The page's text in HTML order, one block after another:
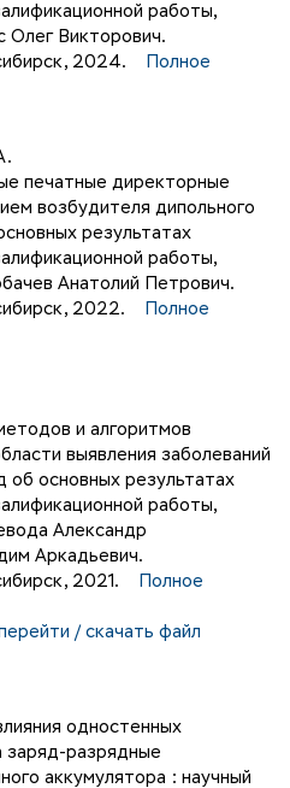
работы,
Олег Викторович.
2024.
Полное
печатные директорные
возбудителя дипольного
результатах
работы,
Анатолий Петрович.
2022.
Полное
и алгоритмов
выявления заболеваний
об основных результатах
работы,
Александр
Аркадьевич.
2021.
Полное
/ скачать файл
одностенных
заряд-разрядные
аккумулятора : научный